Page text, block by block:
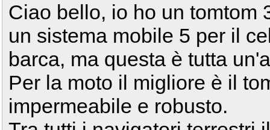
Ciao bello, io ho un tomtom
un sistema mobile 5 per il
barca, ma questa è tutta
Per la moto il migliore è il
impermeabile e robusto.